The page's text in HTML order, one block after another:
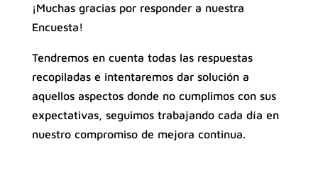
¡Muchas gracias por responder a nuestra
Encuesta!
Tendremos en cuenta todas las respuestas
recopiladas e intentaremos dar solución a
aquellos aspectos donde no cumplimos con sus
expectativas, seguimos trabajando cada día en
nuestro compromiso de mejora continua.